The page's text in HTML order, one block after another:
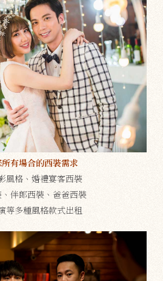
有場合的西裝需求
風格、婚禮宴客西裝
伴郎西裝、爸爸西裝
等多種風格款式出租